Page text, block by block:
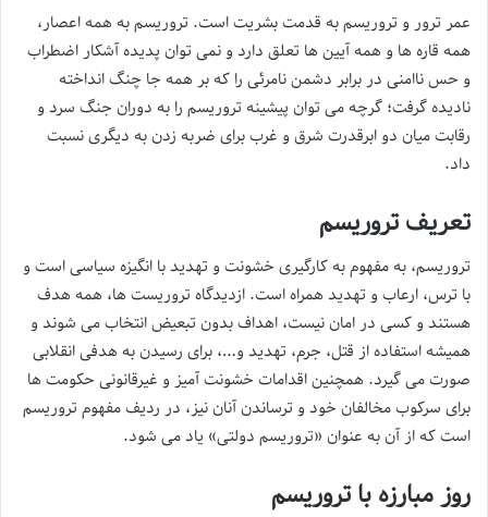
عمر ترور و تروریسم به قدمت بشریت است. تروریسم به همه اعصار،
همه قاره ها و همه آیین ها تعلق دارد و نمی توان پدیده آشکار اضطراب
و حس ناامنی در برابر دشمن نامرئی را که بر همه جا چنگ انداخته
نادیده گرفت؛ گرچه می توان پیشینه تروریسم را به دوران جنگ سرد و
رقابت میان دو ابرقدرت شرق و غرب برای ضربه زدن به دیگری نسبت
داد.
تعریف تروریسم
تروریسم، به مفهوم به کارگیری خشونت و تهدید با انگیزه سیاسی است و
با ترس، ارعاب و تهدید همراه است. ازدیدگاه تروریست ها، همه هدف
هستند و کسی در امان نیست، اهداف بدون تبعیض انتخاب می شوند و
همیشه استفاده از قتل، جرم، تهدید و…، برای رسیدن به هدفی انقلابی
صورت می گیرد. همچنین اقدامات خشونت آمیز و غیرقانونی حکومت ها
برای سرکوب مخالفان خود و ترساندن آنان نیز، در ردیف مفهوم تروریسم
است که از آن به عنوان «تروریسم دولتی» یاد می شود.
روز مبارزه با تروریسم